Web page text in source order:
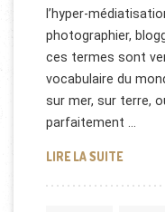
l’hyper-
photographier,
ces termes sont
vocabulaire du
sur mer, sur terre,
parfaitement …
LIRE LA SUITELES